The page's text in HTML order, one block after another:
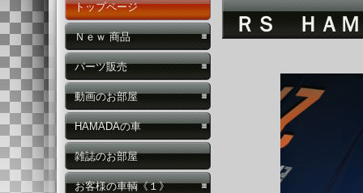
トップページ
Ｎｅｗ 商品
パーツ販売
動画のお部屋
HAMADAの車
雑誌のお部屋
お客様の車輌《１》
ＲＳ ＨＡＭ